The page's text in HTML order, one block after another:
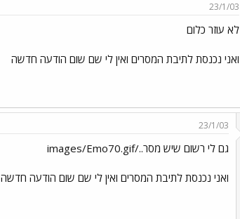
23/1/03
לא עוזר כלום
ואני נכנסת לתיבת המסרים ואין לי שם שום הודעה חדשה
23/1/03
גם לי רשום שיש מסר../images/Emo70.gif
ואני נכנסת לתיבת המסרים ואין לי שם שום הודעה חדשה